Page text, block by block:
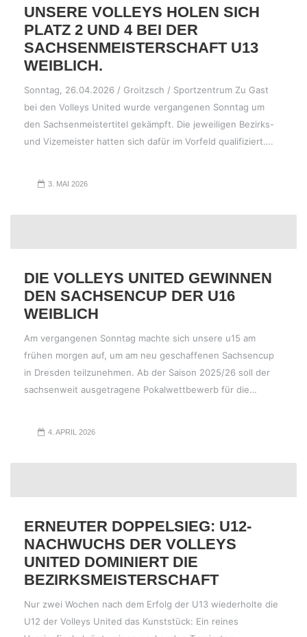
UNSERE VOLLEYS HOLEN SICH
PLATZ 2 UND 4 BEI DER
SACHSENMEISTERSCHAFT U13
WEIBLICH.
Sonntag, 26.04.2026 / Groitzsch / Sportzentrum Zu Gast
bei den Volleys United wurde vergangenen Sonntag um
den Sachsenmeistertitel gekämpft. Die jeweiligen Bezirks-
und Vizemeister hatten sich dafür im Vorfeld qualifiziert….
3. MAI 2026
DIE VOLLEYS UNITED GEWINNEN
DEN SACHSENCUP DER U16
WEIBLICH
Am vergangenen Sonntag machte sich unsere u15 am
frühen morgen auf, um am neu geschaffenen Sachsencup
in Dresden teilzunehmen. Ab der Saison 2025/26 soll der
sachsenweit ausgetragene Pokalwettbewerb für die…
4. APRIL 2026
ERNEUTER DOPPELSIEG: U12-
NACHWUCHS DER VOLLEYS
UNITED DOMINIERT DIE
BEZIRKSMEISTERSCHAFT
Nur zwei Wochen nach dem Erfolg der U13 wiederholte die
U12 der Volleys United das Kunststück: Ein reines